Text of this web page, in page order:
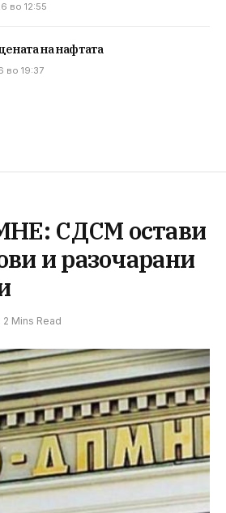
во 12:55
на нафтата
во 19:37
СДСМ остави
и разочарани
2 Mins Read